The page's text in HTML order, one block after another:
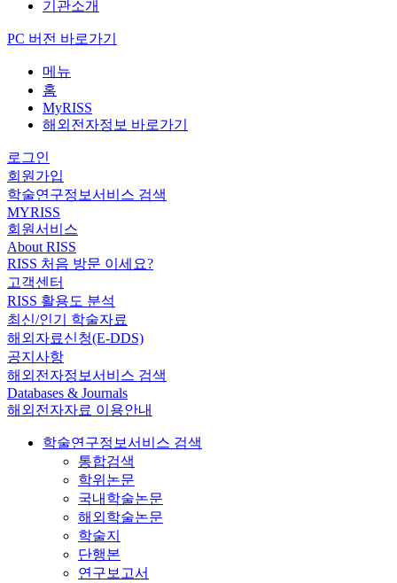
기관소개
PC 버전 바로가기
메뉴
홈
MyRISS
해외전자정보 바로가기
로그인
회원가입
학술연구정보서비스 검색
MYRISS
회원서비스
About RISS
RISS 처음 방문 이세요?
고객센터
RISS 활용도 분석
최신/인기 학술자료
해외자료신청(E-DDS)
공지사항
해외전자정보서비스 검색
Databases & Journals
해외전자자료 이용안내
학술연구정보서비스 검색
통합검색
학위논문
국내학술논문
해외학술논문
학술지
단행본
연구보고서